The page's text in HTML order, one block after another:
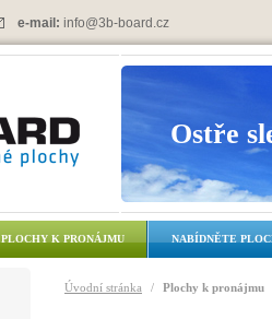
e-mail: info@3b-board.cz
Ostře
PLOCHY K PRONÁJMU NABÍDNĚTE
Úvodní stránka / Plochy k pronájmu